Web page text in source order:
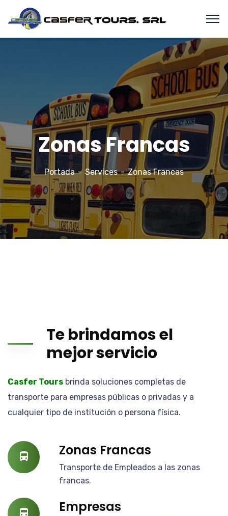
Zonas Francas
Portada Services Zonas Francas
Te brindamos el
mejor servicio
Casfer Tours brinda soluciones completas de
transporte para empresas públicas o privadas y a
cualquier tipo de institución o persona física.
Zonas Francas
Transporte de Empleados a las zonas
francas.
Empresas